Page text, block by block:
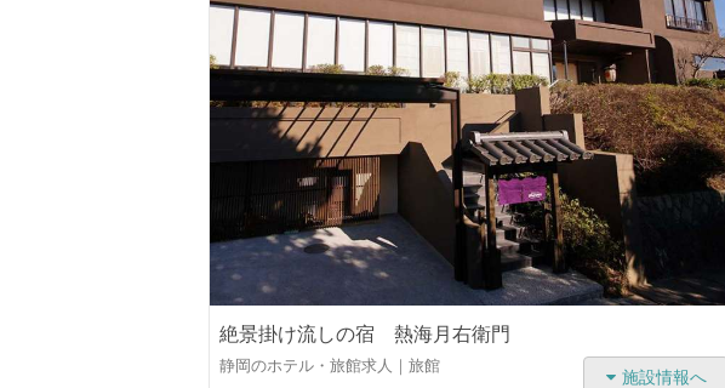
絶景掛け流しの宿 熱海月右衛門
静岡のホテル・旅館求人｜旅館
施設情報へ